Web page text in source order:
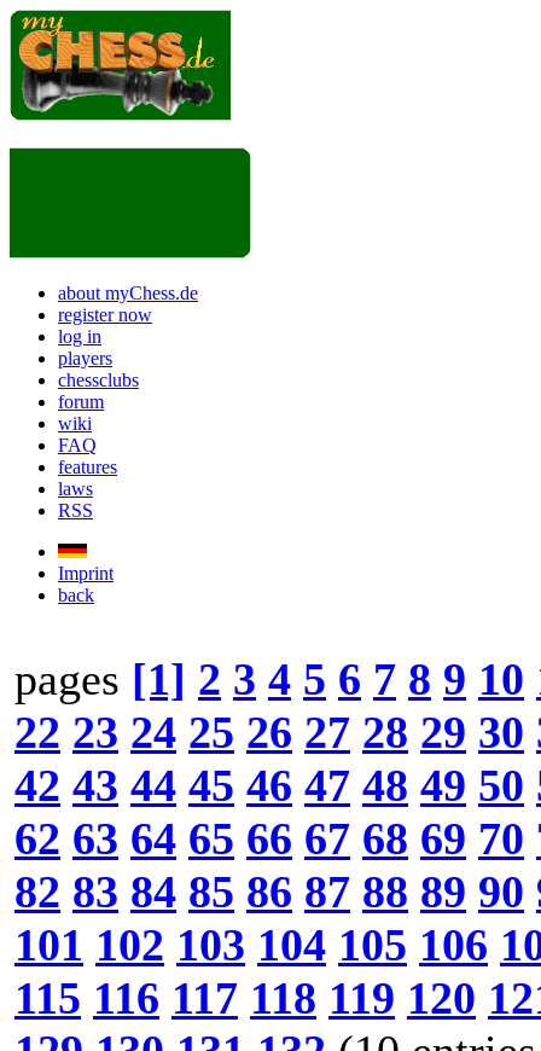
about myChess.de
register now
log in
players
chessclubs
forum
wiki
FAQ
features
laws
RSS
Imprint
back
pages [1] 2 3 4 5 6 7 8 9 10
22 23 24 25 26 27 28 29 30
42 43 44 45 46 47 48 49 50
62 63 64 65 66 67 68 69 70
82 83 84 85 86 87 88 89 90
101 102 103 104 105 106
115 116 117 118 119 120